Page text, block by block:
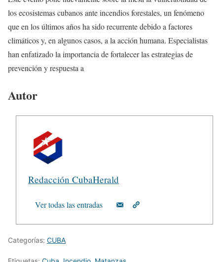
los ecosistemas cubanos ante incendios forestales, un fenómeno
que en los últimos años ha sido recurrente debido a factores
climáticos y, en algunos casos, a la acción humana. Especialistas
han enfatizado la importancia de fortalecer las estrategias de
prevención y respuesta a
Autor
Redacción CubaHerald
Ver todas las entradas
Categorías: CUBA